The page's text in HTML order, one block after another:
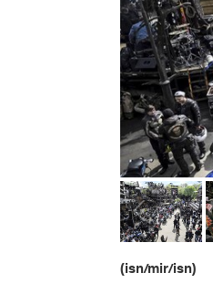
(isn/mir/isn)